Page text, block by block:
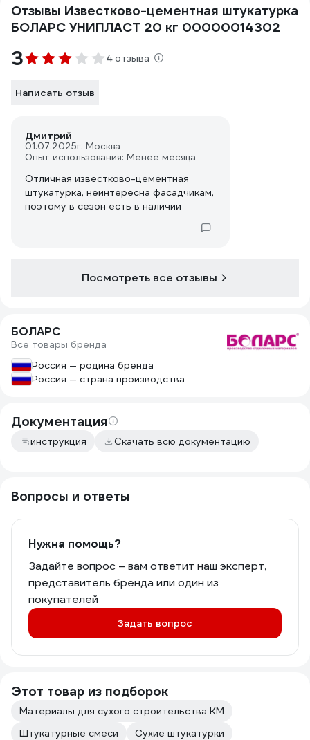
Отзывы Известково-цементная штукатурка
БОЛАРС УНИПЛАСТ 20 кг 00000014302
3 4 отзыва
Написать отзыв
Дмитрий
01.07.2025г. Москва
Опыт использования: Менее месяца
Отличная известково-цементная
штукатурка, неинтересна фасадчикам,
поэтому в сезон есть в наличии
Посмотреть все отзывы
БОЛАРС
Все товары бренда
Россия — родина бренда
Россия — страна производства
Документация
инструкция Скачать всю документацию
Вопросы и ответы
Нужна помощь?
Задайте вопрос – вам ответит наш эксперт,
представитель бренда или один из
покупателей
Задать вопрос
Этот товар из подборок
Материалы для сухого строительства КМ
Штукатурные смеси
Сухие штукатурки